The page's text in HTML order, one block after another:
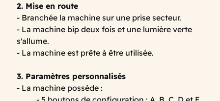
2. Mise en route
- Branchée la machine sur une prise secteur.
- La machine bip deux fois et une lumière verte
s'allume.
- La machine est prête à être utilisée.
3. Paramètres personnalisés
- La machine possède :